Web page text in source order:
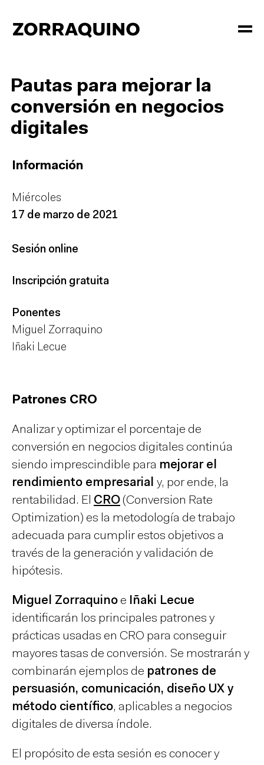
Pautas para mejorar la
conversión en negocios
digitales
Información
Miércoles
17 de marzo de 2021
Sesión online
Inscripción gratuita
Ponentes
Miguel Zorraquino
Iñaki Lecue
Patrones CRO
Analizar y optimizar el porcentaje de
conversión en negocios digitales continúa
siendo imprescindible para mejorar el
rendimiento empresarial y, por ende, la
rentabilidad. El CRO(Conversion Rate
Optimization) es la metodología de trabajo
adecuada para cumplir estos objetivos a
través de la generación y validación de
hipótesis.
Miguel Zorraquino e
Iñaki Lecue
identificarán los principales patrones y
prácticas usadas en CRO para conseguir
mayores tasas de conversión. Se mostrarán y
combinarán ejemplos de patrones de
persuasión, comunicación, diseño UX y
método científico, aplicables a negocios
digitales de diversa índole.
El propósito de esta sesión es conocer y